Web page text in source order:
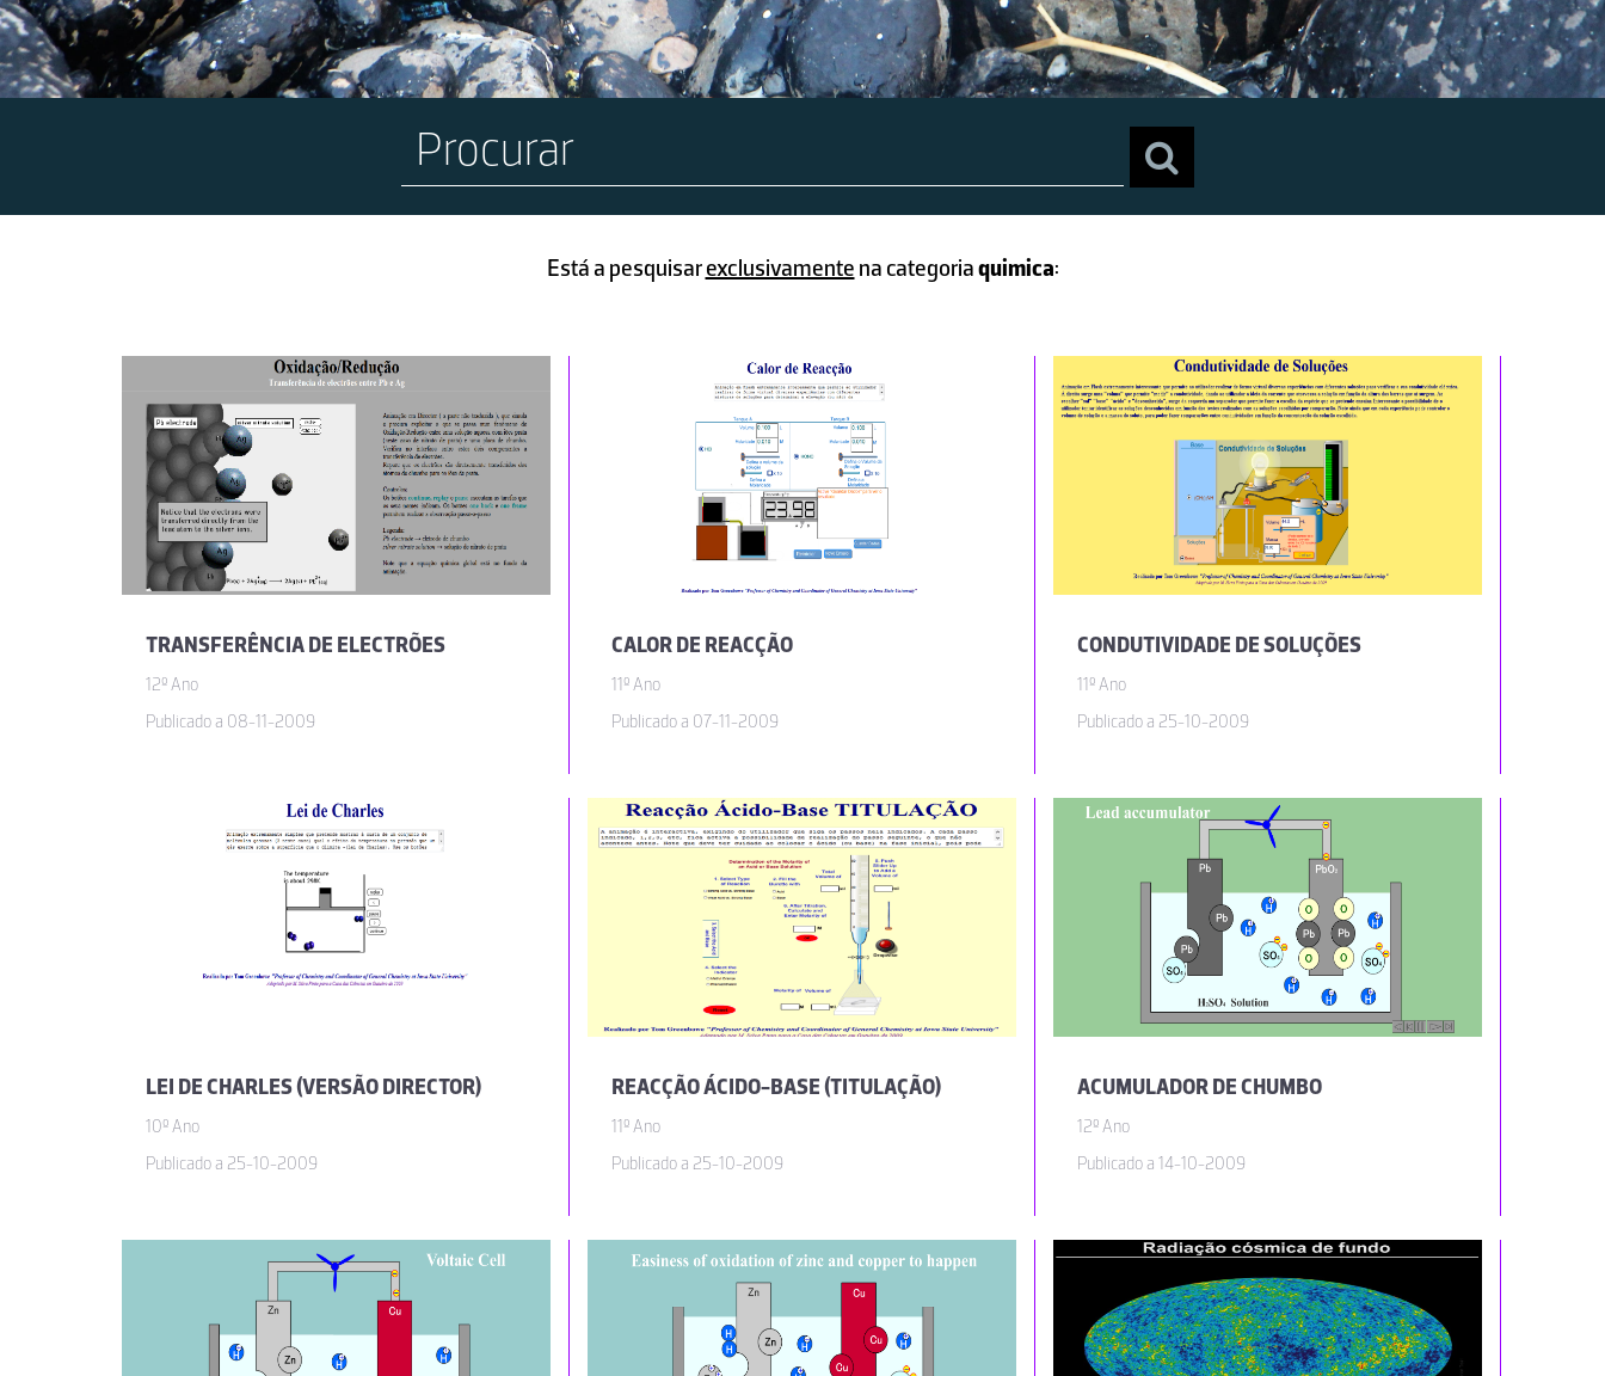
Está a pesquisarexclusivamente na categoriaquimica:
TRANSFERÊNCIA DE ELECTRÕES
12º Ano
Publicado a 08-11-2009
CALOR DE REACÇÃO
11º Ano
Publicado a 07-11-2009
CONDUTIVIDADE DE SOLUÇÕES
11º Ano
Publicado a 25-10-2009
LEI DE CHARLES (VERSÃO DIRECTOR)
10º Ano
Publicado a 25-10-2009
REACÇÃO ÁCIDO-BASE (TITULAÇÃO)
11º Ano
Publicado a 25-10-2009
ACUMULADOR DE CHUMBO
12º Ano
Publicado a 14-10-2009